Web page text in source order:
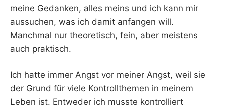
meine Gedanken, alles meins und ich kann mir
aussuchen, was ich damit anfangen will.
Manchmal nur theoretisch, fein, aber meistens
auch praktisch.
Ich hatte immer Angst vor meiner Angst, weil sie
der Grund für viele Kontrollthemen in meinem
Leben ist. Entweder ich musste kontrolliert